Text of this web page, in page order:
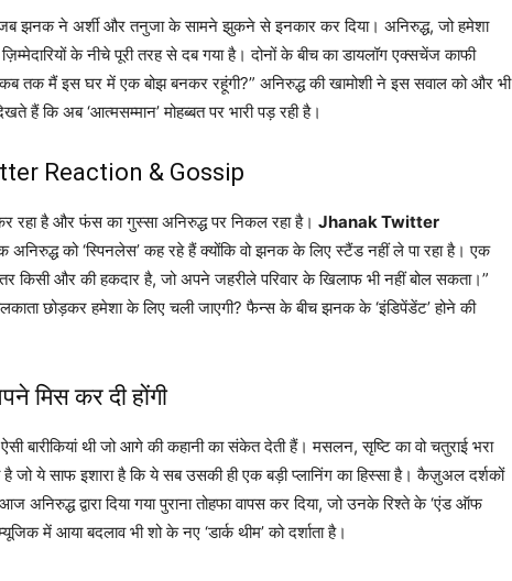
झनक ने अर्शी और तनुजा के सामने झुकने से इनकार कर दिया। अनिरुद्ध, जो हमेशा
के नीचे पूरी तरह से दब गया है। दोनों के बीच का डायलॉग एक्सचेंज काफी
तक मैं इस घर में एक बोझ बनकर रहूंगी?” अनिरुद्ध की खामोशी ने इस सवाल को और भी
हैं कि अब ‘आत्मसम्मान’ मोहब्बत पर भारी पड़ रही है।
Reaction & Gossip
है और फंस का गुस्सा अनिरुद्ध पर निकल रहा है। Jhanak Twitter
अनिरुद्ध को ‘स्पिनलेस’ कह रहे हैं क्योंकि वो झनक के लिए स्टैंड नहीं ले पा रहा है। एक
किसी और की हकदार है, जो अपने जहरीले परिवार के खिलाफ भी नहीं बोल सकता।”
छोड़कर हमेशा के लिए चली जाएगी? फैन्स के बीच झनक के ‘इंडिपेंडेंट’ होने की
मिस कर दी होंगी
बारीकियां थी जो आगे की कहानी का संकेत देती हैं। मसलन, सृष्टि का वो चतुराई भरा
जो ये साफ इशारा है कि ये सब उसकी ही एक बड़ी प्लानिंग का हिस्सा है। कैज़ुअल दर्शकों
द्वारा दिया गया पुराना तोहफा वापस कर दिया, जो उनके रिश्ते के ‘एंड ऑफ
में आया बदलाव भी शो के नए ‘डार्क थीम’ को दर्शाता है।